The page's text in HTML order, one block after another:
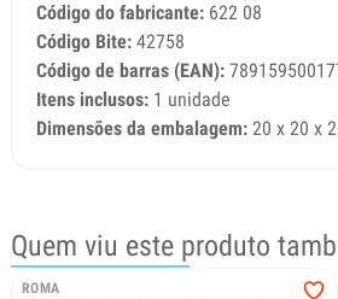
Código do fabricante: 622 08
Código Bite: 42758
Código de barras (EAN):
Itens inclusos: 1 unidade
Dimensões da embalagem: 20 x 20 x
Quem viu este produto
ROMA